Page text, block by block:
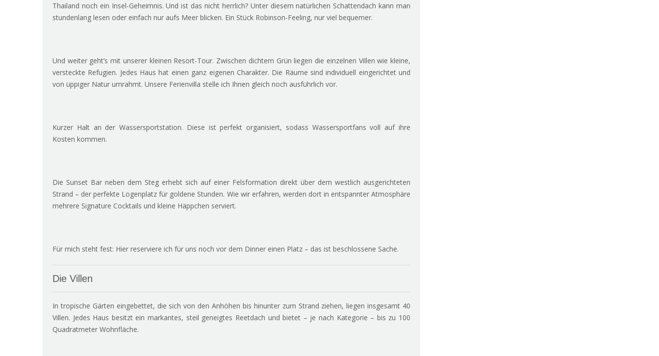
Thailand noch ein Insel-Geheimnis. Und ist das nicht herrlich? Unter diesem natürlichen Schattendach kann man
stundenlang lesen oder einfach nur aufs Meer blicken. Ein Stück Robinson-Feeling, nur viel bequemer.
Und weiter geht’s mit unserer kleinen Resort-Tour. Zwischen dichtem Grün liegen die einzelnen Villen wie kleine,
versteckte Refugien. Jedes Haus hat einen ganz eigenen Charakter. Die Räume sind individuell eingerichtet und
von üppiger Natur umrahmt. Unsere Ferienvilla stelle ich Ihnen gleich noch ausführlich vor.
Kurzer Halt an der Wassersportstation. Diese ist perfekt organisiert, sodass Wassersportfans voll auf ihre
Kosten kommen.
Die Sunset Bar neben dem Steg erhebt sich auf einer Felsformation direkt über dem westlich ausgerichteten
Strand – der perfekte Logenplatz für goldene Stunden. Wie wir erfahren, werden dort in entspannter Atmosphäre
mehrere Signature Cocktails und kleine Häppchen serviert.
Für mich steht fest: Hier reserviere ich für uns noch vor dem Dinner einen Platz – das ist beschlossene Sache.
Die Villen
In tropische Gärten eingebettet, die sich von den Anhöhen bis hinunter zum Strand ziehen, liegen insgesamt 40
Villen. Jedes Haus besitzt ein markantes, steil geneigtes Reetdach und bietet – je nach Kategorie – bis zu 100
Quadratmeter Wohnfläche.